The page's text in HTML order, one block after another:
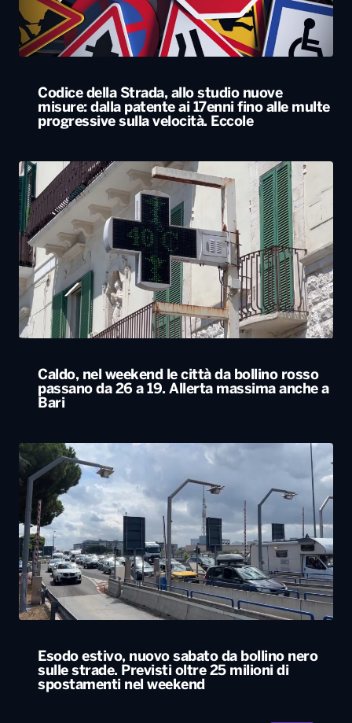
Codice della Strada, allo studio nuove
misure: dalla patente ai 17enni fino alle multe
progressive sulla velocità. Eccole
Caldo, nel weekend le città da bollino rosso
passano da 26 a 19. Allerta massima anche a
Bari
Esodo estivo, nuovo sabato da bollino nero
sulle strade. Previsti oltre 25 milioni di
spostamenti nel weekend